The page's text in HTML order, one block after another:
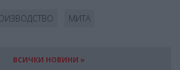
МИТА
ВСИЧКИ НОВИНИ »